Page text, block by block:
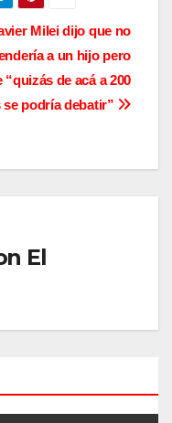
Milei dijo que no
a un hijo pero
“quizás de acá a 200
se podría debatir”
El